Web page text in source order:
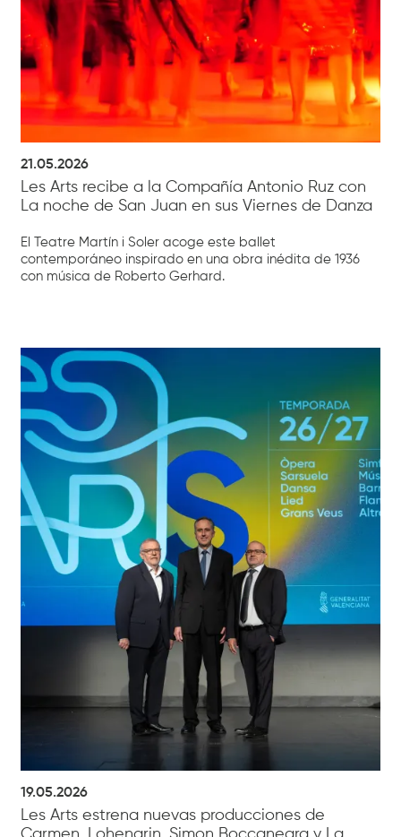
21.05.2026
Les Arts recibe a la Compañía Antonio Ruz con
La noche de San Juan en sus Viernes de Danza
El Teatre Martín i Soler acoge este ballet
contemporáneo inspirado en una obra inédita de 1936
con música de Roberto Gerhard.
19.05.2026
Les Arts estrena nuevas producciones de